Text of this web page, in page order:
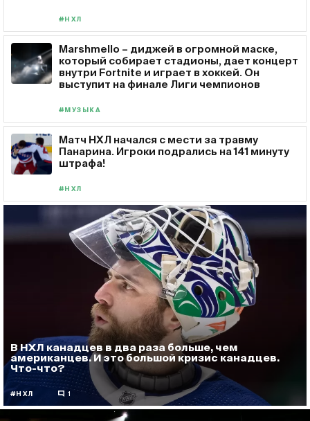
#НХЛ
Marshmello – диджей в огромной маске,
который собирает стадионы, дает концерт
внутри Fortnite и играет в хоккей. Он
выступит на финале Лиги чемпионов
#МУЗЫКА
Матч НХЛ начался с мести за травму
Панарина. Игроки подрались на 141 минуту
штрафа!
#НХЛ
В НХЛ канадцев в два раза больше, чем
американцев. И это большой кризис канадцев.
Что-что?
#НХЛ 1